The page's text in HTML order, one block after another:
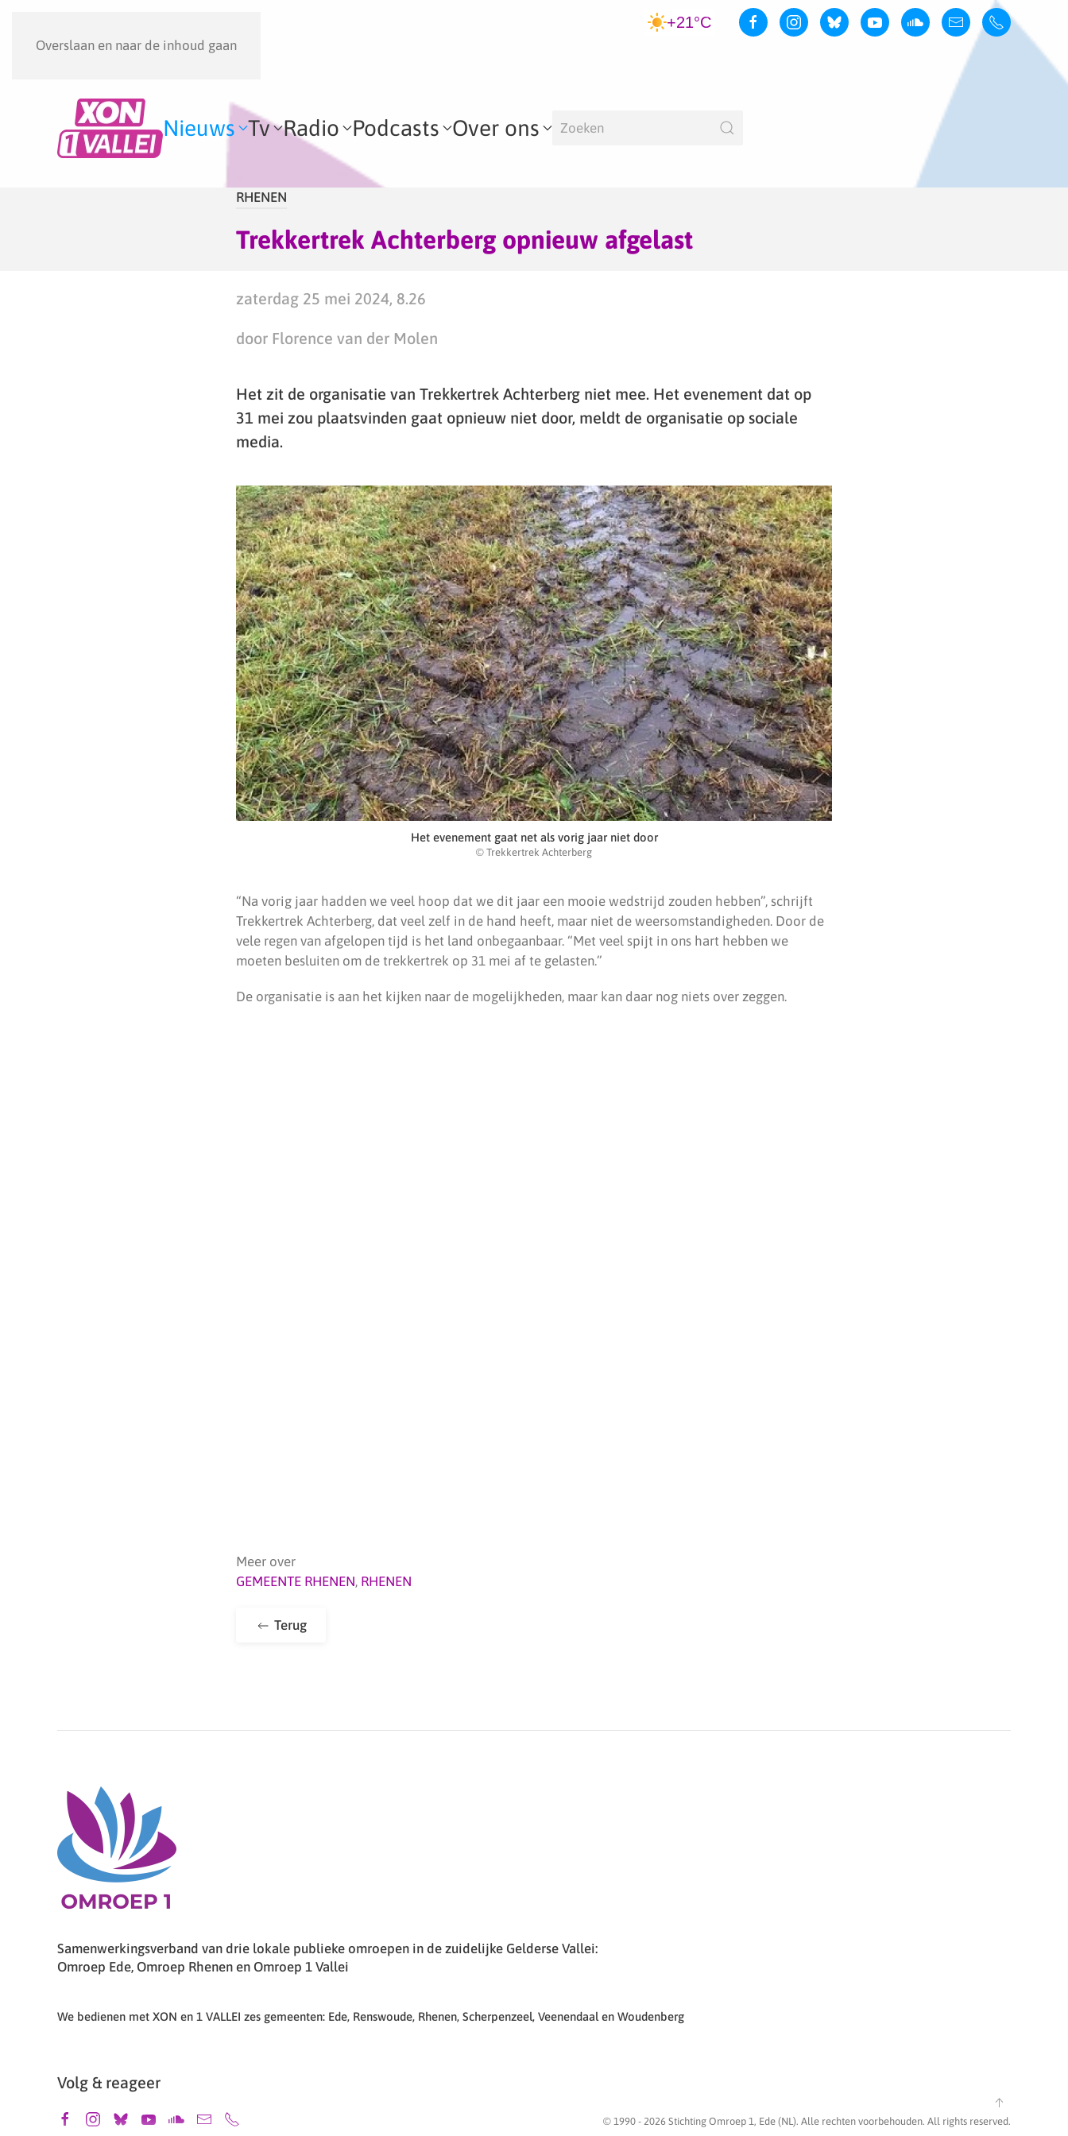
Overslaan en naar de inhoud gaan
+21°C
Nieuws Tv Radio Podcasts Over ons
RHENEN
Trekkertrek Achterberg opnieuw afgelast
zaterdag 25 mei 2024, 8.26
door Florence van der Molen
Het zit de organisatie van Trekkertrek Achterberg niet mee. Het evenement dat op
31 mei zou plaatsvinden gaat opnieuw niet door, meldt de organisatie op sociale
media.
Het evenement gaat net als vorig jaar niet door
© Trekkertrek Achterberg
“Na vorig jaar hadden we veel hoop dat we dit jaar een mooie wedstrijd zouden hebben”, schrijft
Trekkertrek Achterberg, dat veel zelf in de hand heeft, maar niet de weersomstandigheden. Door de
vele regen van afgelopen tijd is het land onbegaanbaar. “Met veel spijt in ons hart hebben we
moeten besluiten om de trekkertrek op 31 mei af te gelasten.”
De organisatie is aan het kijken naar de mogelijkheden, maar kan daar nog niets over zeggen.
Meer over
GEMEENTE RHENEN, RHENEN
Terug
Samenwerkingsverband van drie lokale publieke omroepen in de zuidelijke Gelderse Vallei:
Omroep Ede, Omroep Rhenen en Omroep 1 Vallei
We bedienen met XON en 1 VALLEI zes gemeenten: Ede, Renswoude, Rhenen, Scherpenzeel, Veenendaal en Woudenberg
Volg & reageer
© 1990 - 2026 Stichting Omroep 1, Ede (NL). Alle rechten voorbehouden. All rights reserved.